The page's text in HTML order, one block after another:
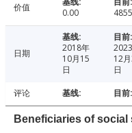
价值 0.00
日期
2018年
10月15
日
12
日
评论
Beneficiaries of